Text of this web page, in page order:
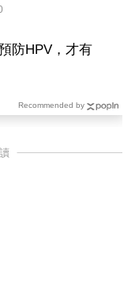
防HPV，才有
Recommended by